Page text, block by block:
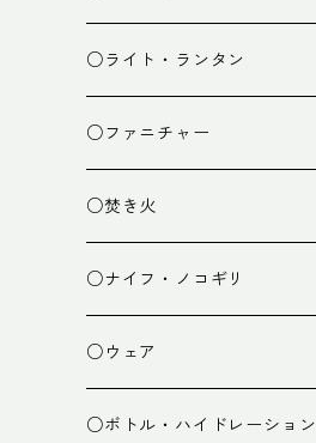
カトラリー
クッキング小物
タープ
ペグ・ハンマー・小物
○ライト・ランタン
ライト
ランタン
○ファニチャー
テーブル
チェア
○焚き火
焚き火台
焚き火小物
○ナイフ・ノコギリ
○ウェア
ミドルレイヤー
○ボトル・ハイドレーション